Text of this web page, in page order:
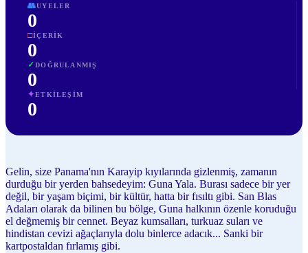
👥UYELER
0
□İÇERIK
0
✓DOĞRULANMIŞ
0
✦ETKILEŞIM
0
Gelin, size Panama'nın Karayip kıyılarında gizlenmiş, zamanın
durduğu bir yerden bahsedeyim: Guna Yala. Burası sadece bir yer
değil, bir yaşam biçimi, bir kültür, hatta bir fısıltı gibi. San Blas
Adaları olarak da bilinen bu bölge, Guna halkının özenle koruduğu
el değmemiş bir cennet. Beyaz kumsalları, turkuaz suları ve
hindistan cevizi ağaçlarıyla dolu binlerce adacık... Sanki bir
kartpostaldan fırlamış gibi.